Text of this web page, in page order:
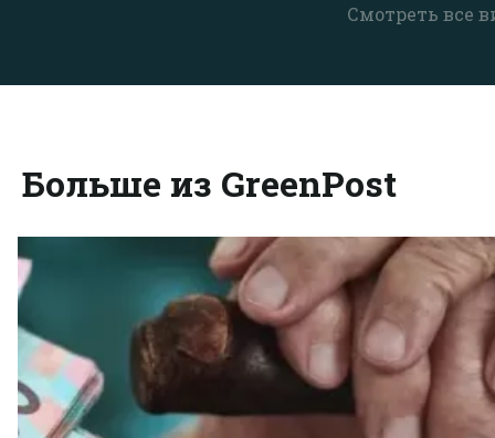
Смотреть все
Больше из GreenPost